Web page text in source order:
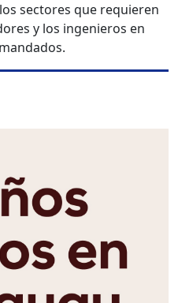
sectores que requieren
y los ingenieros en